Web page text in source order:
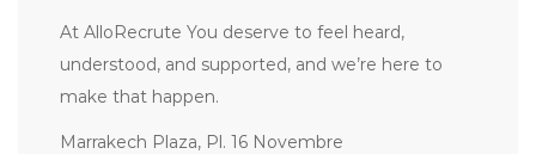
At AlloRecrute You deserve to feel heard,
understood, and supported, and we’re here to
make that happen.
Marrakech Plaza, Pl. 16 Novembre